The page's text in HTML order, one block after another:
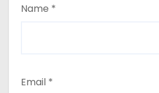
Name *
Email *